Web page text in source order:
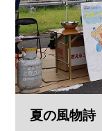
夏の風物詩